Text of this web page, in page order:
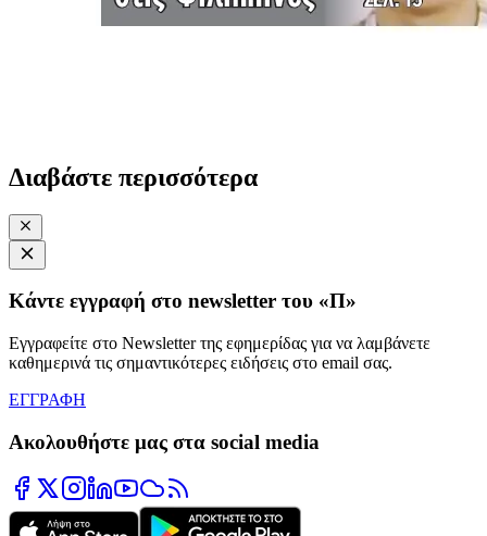
Διαβάστε περισσότερα
Κάντε εγγραφή στο newsletter του «Π»
Εγγραφείτε στο Newsletter της εφημερίδας για να λαμβάνετε
καθημερινά τις σημαντικότερες ειδήσεις στο email σας.
ΕΓΓΡΑΦΗ
Ακολουθήστε μας στα social media